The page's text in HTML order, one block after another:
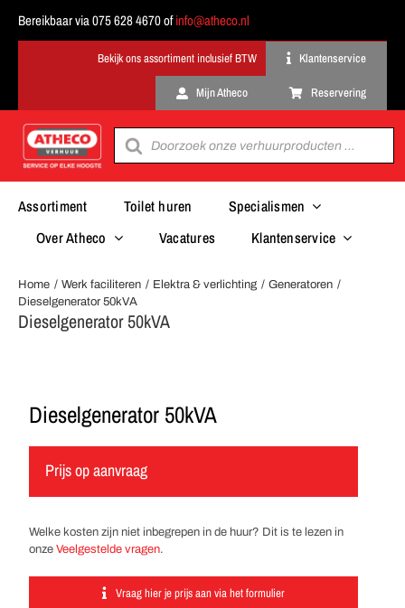
Bereikbaar via 075 628 4670 ofinfo@atheco.nl
Klantenservice
Mijn Atheco Reservering
Producten
zoeken
Assortiment Toilet huren
Specialismen
Over Atheco
Vacatures Klantenservice
Home Werk faciliteren Elektra & verlichting
Generatoren
Dieselgenerator 50kVA
Dieselgenerator 50kVA
Dieselgenerator 50kVA
Prijs op aanvraag
Welke kosten zijn niet inbegrepen in de huur? Dit is te lezen in
onze Veelgestelde vragen.
Vraag hier je prijs aan via het formulier